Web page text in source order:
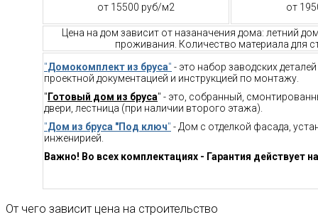
от 15500 руб/м2
от
Цена на дом зависит от назаначения дома: летний
проживания. Количество материала для
"Домокомплект из бруса" - это набор заводских
проектной документацией и инструкцией по монтажу.
" Готовый дом из бруса" - это, собранный,
двери, лестница (при наличии второго этажа).
"Дом из бруса "Под ключ" - Дом с отделкой фасада,
инженирией.
Важно! Во всех комплектациях - Гарантия действует
От чего зависит цена на строительство